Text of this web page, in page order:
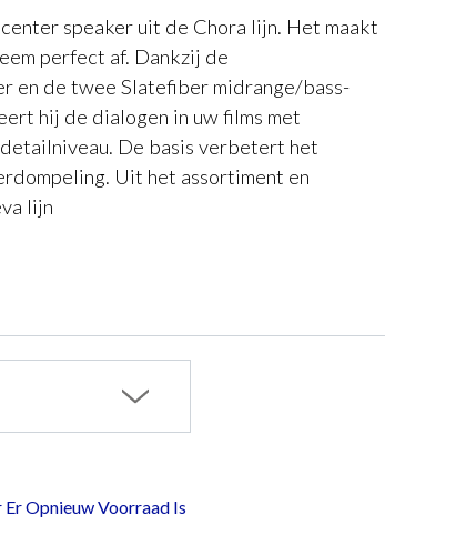
speaker uit de Chora lijn. Het maakt
perfect af. Dankzij de
en de twee Slatefiber midrange/bass-
hij de dialogen in uw films met
De basis verbetert het
Uit het assortiment en
lijn
Opnieuw Voorraad Is